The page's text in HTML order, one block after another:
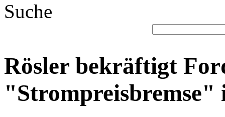
Suche
Rösler bekräftigt
"Strompreisbremse"